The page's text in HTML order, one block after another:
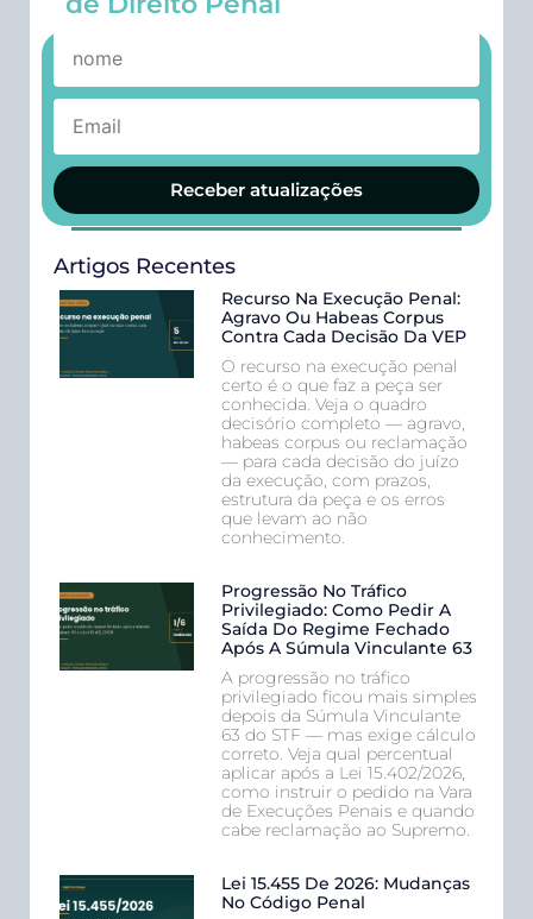
Receber atualizações
Artigos Recentes
Recurso Na Execução Penal:
Agravo Ou Habeas Corpus
Contra Cada Decisão Da VEP
O recurso na execução penal
certo é o que faz a peça ser
conhecida. Veja o quadro
decisório completo — agravo,
habeas corpus ou reclamação
— para cada decisão do juízo
da execução, com prazos,
estrutura da peça e os erros
que levam ao não
conhecimento.
Progressão No Tráfico
Privilegiado: Como Pedir A
Saída Do Regime Fechado
Após A Súmula Vinculante 63
A progressão no tráfico
privilegiado ficou mais simples
depois da Súmula Vinculante
63 do STF — mas exige cálculo
correto. Veja qual percentual
aplicar após a Lei 15.402/2026,
como instruir o pedido na Vara
de Execuções Penais e quando
cabe reclamação ao Supremo.
Lei 15.455 De 2026: Mudanças
No Código Penal